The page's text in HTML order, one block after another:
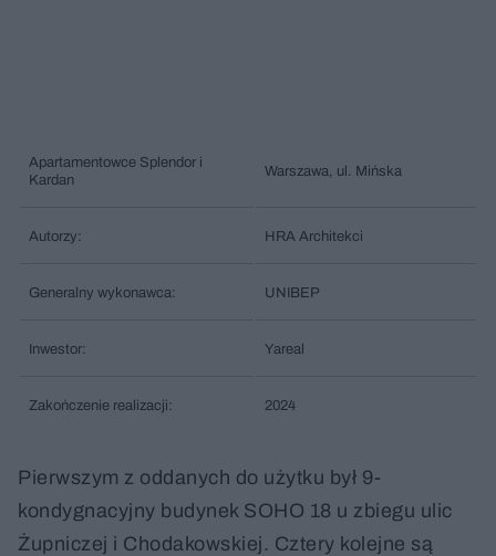
Apartamentowce Splendor i
Kardan
Warszawa, ul. Mińska
Autorzy: HRA Architekci
Generalny wykonawca: UNIBEP
Inwestor: Yareal
Zakończenie realizacji: 2024
Pierwszym z oddanych do użytku był 9-
kondygnacyjny budynek SOHO 18 u zbiegu ulic
Żupniczej i Chodakowskiej. Cztery kolejne są